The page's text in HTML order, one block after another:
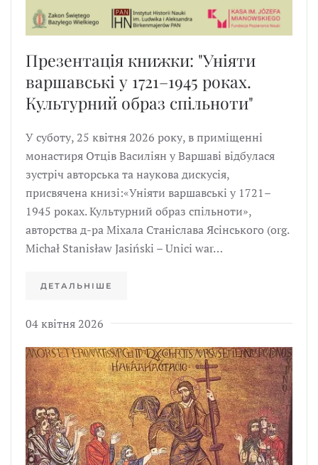
Презентація книжки: "Уніяти
варшавські у 1721–1945 роках.
Культурний образ спільноти"
У суботу, 25 квітня 2026 року, в приміщенні
монастиря Отців Василіян у Варшаві відбулася
зустріч авторська та наукова дискусія,
присвячена книзі:«Уніяти варшавські у 1721–
1945 роках. Культурний образ спільноти»,
авторства д-ра Міхала Станіслава Ясінського (org.
Michał Stanisław Jasiński – Unici war…
ДЕТАЛЬНІШЕ
04 квітня 2026